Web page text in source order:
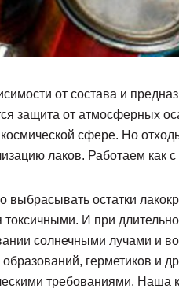
от состава и
защита от атмосферных
сфере. Но
лаков. Работаем как
выбрасывать остатки
И при
солнечными лучами и
герметиков и
требованиями.